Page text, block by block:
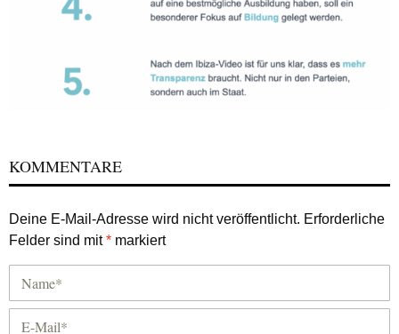
KOMMENTARE
Deine E-Mail-Adresse wird nicht veröffentlicht. Erforderliche
Felder sind mit* markiert